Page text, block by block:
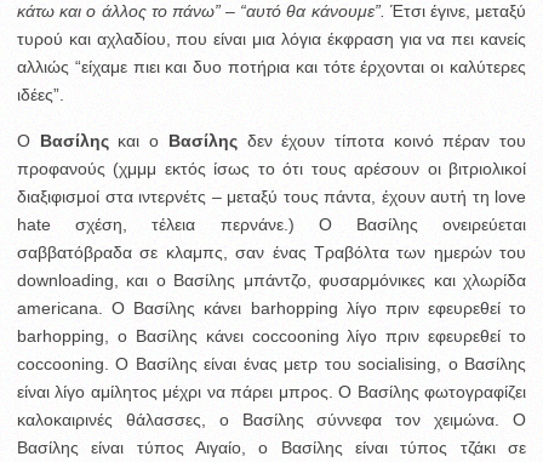
κάτω και ο άλλος το πάνω” – “αυτό θα κάνουμε”. Έτσι έγινε, μεταξύ
τυρού και αχλαδίου, που είναι μια λόγια έκφραση για να πει κανείς
αλλιώς “είχαμε πιει και δυο ποτήρια και τότε έρχονται οι καλύτερες
ιδέες”.
Ο Βασίληςκαι ο Βασίληςδεν έχουν τίποτα κοινό πέραν του
προφανούς (χμμμ εκτός ίσως το ότι τους αρέσουν οι βιτριολικοί
διαξιφισμοί στα ιντερνέτς – μεταξύ τους πάντα, έχουν αυτή τη love
hate σχέση, τέλεια περνάνε.) Ο Βασίλης ονειρεύεται
σαββατόβραδα σε κλαμπς, σαν ένας Τραβόλτα των ημερών του
downloading, και ο Βασίλης μπάντζο, φυσαρμόνικες και χλωρίδα
americana. O Βασίλης κάνει barhopping λίγο πριν εφευρεθεί το
barhopping, ο Βασίλης κάνει coccooning λίγο πριν εφευρεθεί το
coccooning. Ο Βασίλης είναι ένας μετρ του socialising, ο Βασίλης
είναι λίγο αμίλητος μέχρι να πάρει μπρος. Ο Βασίλης φωτογραφίζει
καλοκαιρινές θάλασσες, ο Βασίλης σύννεφα τον χειμώνα. Ο
Βασίλης είναι τύπος Αιγαίο, ο Βασίλης είναι τύπος τζάκι σε